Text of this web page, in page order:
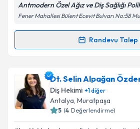
Kişisel verilerimin işlenmesine
Metni'ni okudum ve kişisel
kapsamda işlenmesini kabul
Antmodern Özel Ağız ve Diş Sağlığı
Fener Mahallesi Bülent Ecevit Bulvarı No:58
Randevu Talep
Randevu Takvimi Talebi
Dr. Dt. Cengiz Gadimliiçin
oluşturun. Size bu uzmandan
takvim hazırlandığında e-posta
Dt. Selin Alpağan
Diş Hekimi +1diğer
Antalya, Muratpaşa
5 (4 Değerlendirme)